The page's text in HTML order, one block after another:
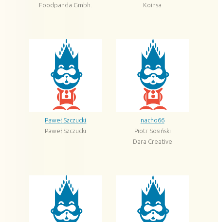
Foodpanda Gmbh.
Koinsa
Paweł Szczucki
Paweł Szczucki
nacho66
Piotr Sosiński
Dara Creative